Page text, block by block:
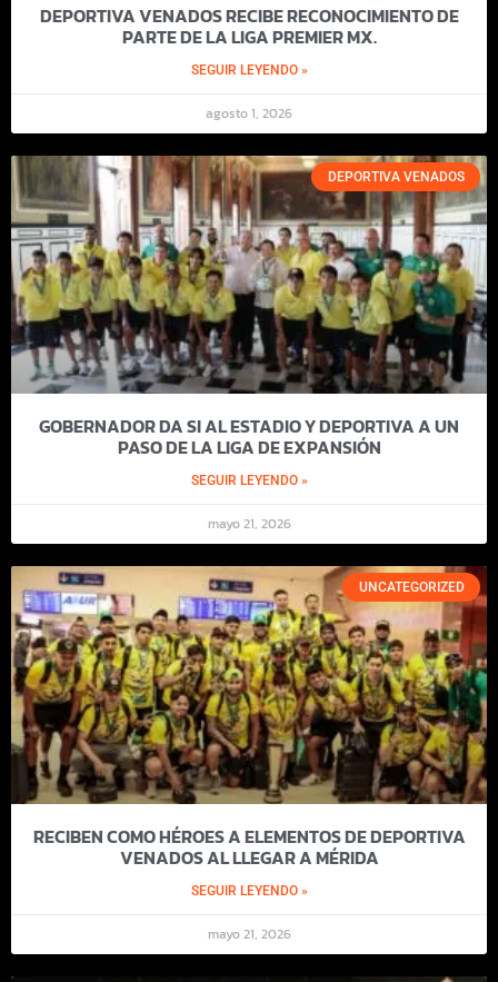
DEPORTIVA VENADOS RECIBE RECONOCIMIENTO DE
PARTE DE LA LIGA PREMIER MX.
SEGUIR LEYENDO »
agosto 1, 2026
DEPORTIVA VENADOS
GOBERNADOR DA SI AL ESTADIO Y DEPORTIVA A UN
PASO DE LA LIGA DE EXPANSIÓN
SEGUIR LEYENDO »
mayo 21, 2026
UNCATEGORIZED
RECIBEN COMO HÉROES A ELEMENTOS DE DEPORTIVA
VENADOS AL LLEGAR A MÉRIDA
SEGUIR LEYENDO »
mayo 21, 2026